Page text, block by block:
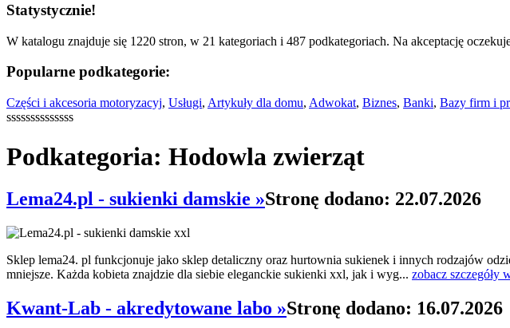
Statystycznie!
W katalogu znajduje się 1220 stron, w 21 kategoriach i 487 podkategoriach. Na akceptację
Popularne podkategorie:
Części i akcesoria motoryzacyj, Usługi, Artykuły dla domu, Adwokat, Biznes, Banki, Bazy firm i
ssssssssssssss
Podkategoria: Hodowla zwierząt
Lema24.pl - sukienki damskie »Stronę dodano: 22.07.2026
Sklep lema24. pl funkcjonuje jako sklep detaliczny oraz hurtownia sukienek i innych rodzajów
mniejsze. Każda kobieta znajdzie dla siebie eleganckie sukienki xxl, jak i wyg... zobacz szczegóły
Kwant-Lab - akredytowane labo »Stronę dodano: 16.07.2026